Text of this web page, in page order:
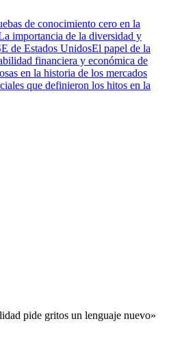
de conocimiento cero en la
importancia de la diversidad y
de Estados UnidosEl papel de la
financiera y económica de
en la historia de los mercados
que definieron los hitos en la
pide gritos un lenguaje nuevo»